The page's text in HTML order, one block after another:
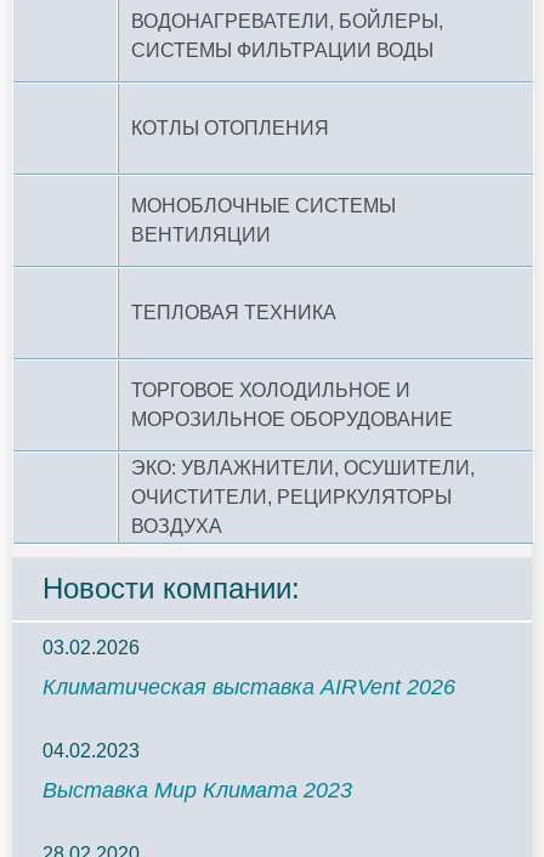
ВОДОНАГРЕВАТЕЛИ, БОЙЛЕРЫ,
СИСТЕМЫ ФИЛЬТРАЦИИ ВОДЫ
КОТЛЫ ОТОПЛЕНИЯ
МОНОБЛОЧНЫЕ СИСТЕМЫ
ВЕНТИЛЯЦИИ
ТЕПЛОВАЯ ТЕХНИКА
ТОРГОВОЕ ХОЛОДИЛЬНОЕ И
МОРОЗИЛЬНОЕ ОБОРУДОВАНИЕ
ЭКО: УВЛАЖНИТЕЛИ, ОСУШИТЕЛИ,
ОЧИСТИТЕЛИ, РЕЦИРКУЛЯТОРЫ
ВОЗДУХА
Новости компании:
03.02.2026
Климатическая выставка AIRVent 2026
04.02.2023
Выставка Мир Климата 2023